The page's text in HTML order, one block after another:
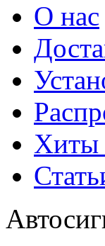
О нас
Хиты